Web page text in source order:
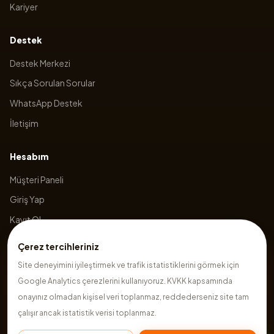
Çerez tercihleriniz
Site deneyimini iyileştirmek ve trafik istatistiklerini görmek için
Google Analytics çerezlerini kullanıyoruz. KVKK kapsamında
onayınız olmadan kişisel veri toplanmaz, reddederseniz site tam
çalışır ancak istatistik verisi toplanmaz.
Kariyer
Destek
Destek Merkezi
Sıkça Sorulan Sorular
WhatsApp Destek
İletişim
Hesabım
Müşteri Paneli
Giriş Yap
Kayıt Ol
2026 Hazırsite. Tüm hakları saklıdır.